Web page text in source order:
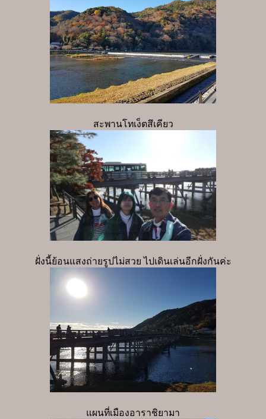
สะพานโทเง็ตสึเคียว
ฝั่งนี้ย้อนแสงถ่ายรูปไม่สวย ไปเดินเล่นอีกฝั่งกันค่ะ
แผนที่เมืองอาราชิยามา